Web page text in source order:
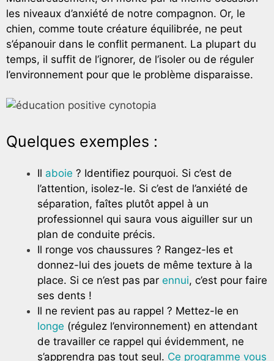
les niveaux d’anxiété de notre compagnon. Or, le
chien, comme toute créature équilibrée, ne peut
s’épanouir dans le conflit permanent. La plupart du
temps, il suffit de l’ignorer, de l’isoler ou de réguler
l’environnement pour que le problème disparaisse.
Quelques exemples :
Il aboie ? Identifiez pourquoi. Si c’est de
l’attention, isolez-le. Si c’est de l’anxiété de
séparation, faîtes plutôt appel à un
professionnel qui saura vous aiguiller sur un
plan de conduite précis.
Il ronge vos chaussures ? Rangez-les et
donnez-lui des jouets de même texture à la
place. Si ce n’est pas par ennui, c’est pour faire
ses dents !
Il ne revient pas au rappel ? Mettez-le en
longe (régulez l’environnement) en attendant
de travailler ce rappel qui évidemment, ne
s’apprendra pas tout seul. Ce programme vous